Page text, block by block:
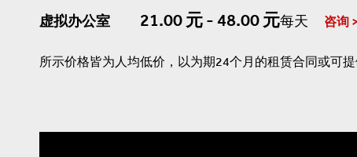
虚拟办公室 21.00 元 - 48.00 元每天 咨询
所示价格皆为人均低价，以为期24个月的租赁合同或可提